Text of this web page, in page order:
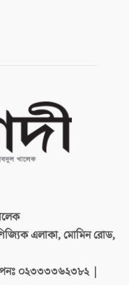
এলাকা, মোমিন রোড,
০২৩৩৩৩৬২৩৮২ |